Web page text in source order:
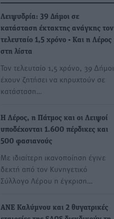
Λειψυδρία: 39 Δήμοι σε
κατάσταση έκτακτης ανάγκης τον
τελευταίο 1,5 χρόνο - Και η Λέρος
στη λίστα
Τον τελευταίο 1,5 χρόνο, 39 Δήμοι
έχουν ζητήσει να κηρυχτούν σε
κατάσταση…
Η Λέρος, η Πάτμος και οι Λειψοί
υποδέχονται 1.600 πέρδικες και
500 φασιανούς
Με ιδιαίτερη ικανοποίηση έγινε
δεκτή από τον Κυνηγετικό
Σύλλογο Λέρου η έγκριση…
ΑΝΕ Καλύμνου και 2 θυγατρικές